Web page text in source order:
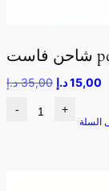
35,00 د.إ 15,00د.إ
- +
السلة